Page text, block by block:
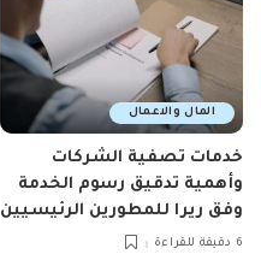
المال والاعمال
خدمات تصفية الشركات
وأهمية تدقيق رسوم الخدمة
وفق ريرا للمطورين الرئيسيين
6 دقيقة للقراءة